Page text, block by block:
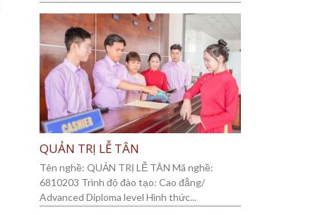
QUẢN TRỊ LỄ TÂN
Tên nghề: QUẢN TRỊ LỄ TÂN Mã nghề:
6810203 Trình độ đào tạo: Cao đẳng/
Advanced Diploma level Hình thức...